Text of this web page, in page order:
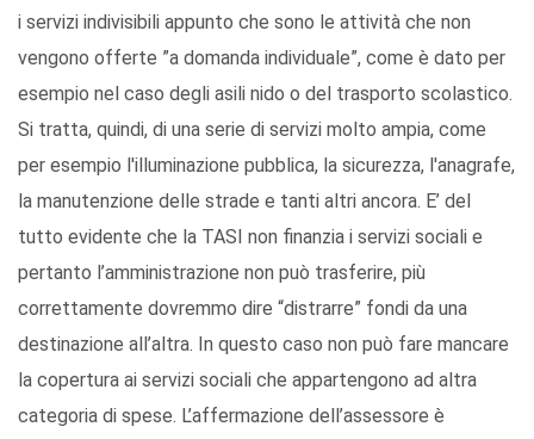
i servizi indivisibili appunto che sono le attività che non
vengono offerte ”a domanda individuale”, come è dato per
esempio nel caso degli asili nido o del trasporto scolastico.
Si tratta, quindi, di una serie di servizi molto ampia, come
per esempio l'illuminazione pubblica, la sicurezza, l'anagrafe,
la manutenzione delle strade e tanti altri ancora. E’ del
tutto evidente che la TASI non finanzia i servizi sociali e
pertanto l’amministrazione non può trasferire, più
correttamente dovremmo dire “distrarre” fondi da una
destinazione all’altra. In questo caso non può fare mancare
la copertura ai servizi sociali che appartengono ad altra
categoria di spese. L’affermazione dell’assessore è